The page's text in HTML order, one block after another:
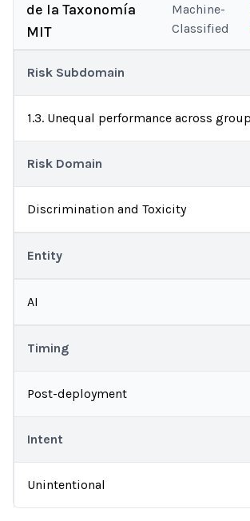
de la Taxonomía
MIT
Machine-
Classified
Risk Subdomain
1.3. Unequal performance across
Risk Domain
Discrimination and Toxicity
Entity
AI
Timing
Post-deployment
Intent
Unintentional